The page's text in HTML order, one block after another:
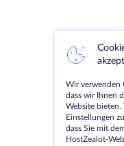
Wir verwenden
dass wir Ihnen
Website bieten.
Einstellungen
dass Sie mit
HostZealot-